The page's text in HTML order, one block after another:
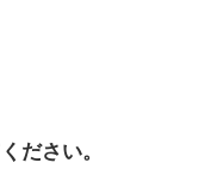
ださい。